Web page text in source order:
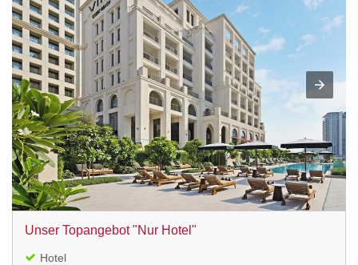
Unser Topangebot "Nur Hotel"
Hotel